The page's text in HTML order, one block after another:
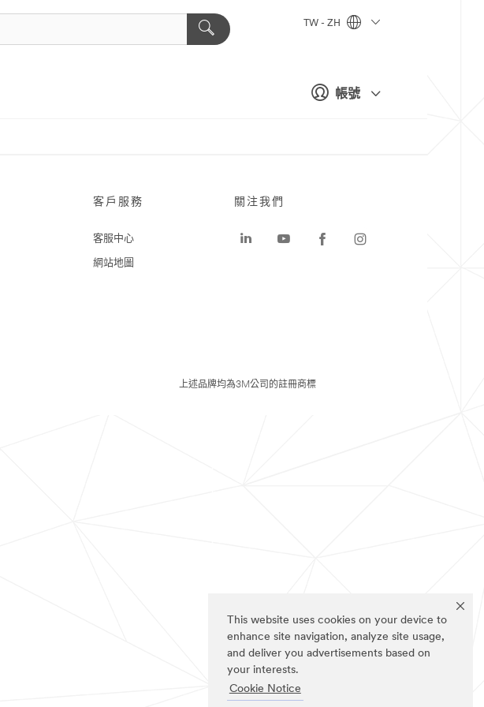
This website uses cookies on your device to
enhance site navigation, analyze site usage,
and deliver you advertisements based on
your interests.
Cookie Notice
帳號
TW - ZH
客戶服務
客服中心
網站地圖
關注我們
上述品牌均為3M公司的註冊商標